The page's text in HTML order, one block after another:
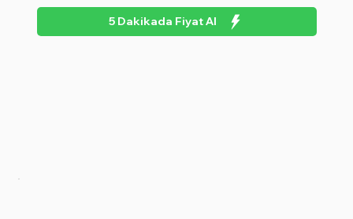
5 Dakikada Fiyat Al